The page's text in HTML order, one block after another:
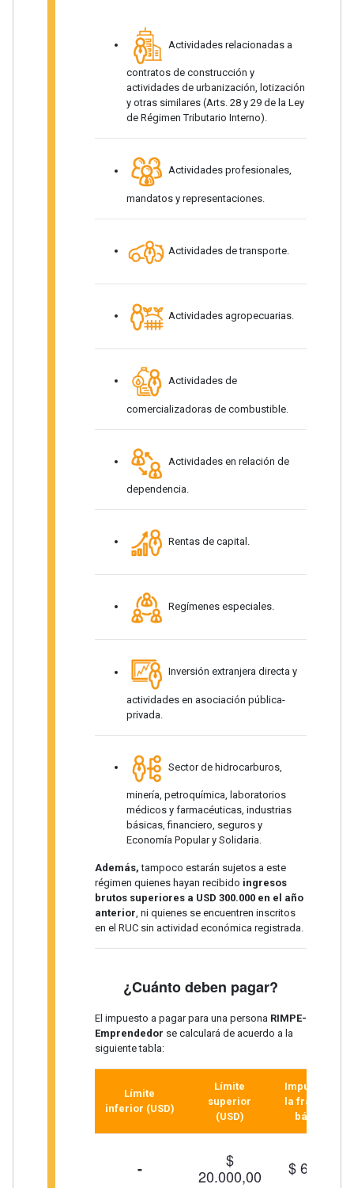
Actividades relacionadas a
contratos de construcción y
actividades de urbanización, lotización
y otras similares (Arts. 28 y 29 de la Ley
de Régimen Tributario Interno).
Actividades profesionales,
mandatos y representaciones.
Actividades de transporte.
Actividades agropecuarias.
Actividades de
comercializadoras de combustible.
Actividades en relación de
dependencia.
Rentas de capital.
Regímenes especiales.
Inversión extranjera directa y
actividades en asociación pública-
privada.
Sector de hidrocarburos,
minería, petroquímica, laboratorios
médicos y farmacéuticas, industrias
básicas, financiero, seguros y
Economía Popular y Solidaria.
Además, tampoco estarán sujetos a este
régimen quienes hayan recibido ingresos
brutos superiores a USD 300.000 en el año
anterior, ni quienes se encuentren inscritos
en el RUC sin actividad económica registrada.
¿Cuánto deben pagar?
El impuesto a pagar para una persona RIMPE-
Emprendedor se calculará de acuerdo a la
siguiente tabla:
Límite
inferior (USD)
Límite
superior
(USD)
Impuesto a
la fracción
básica
-
$
20.000,00
$ 60,00